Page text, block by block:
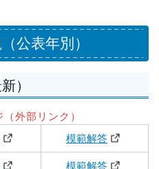
公表年別）
）
外部リンク）
模範解答
模範解答